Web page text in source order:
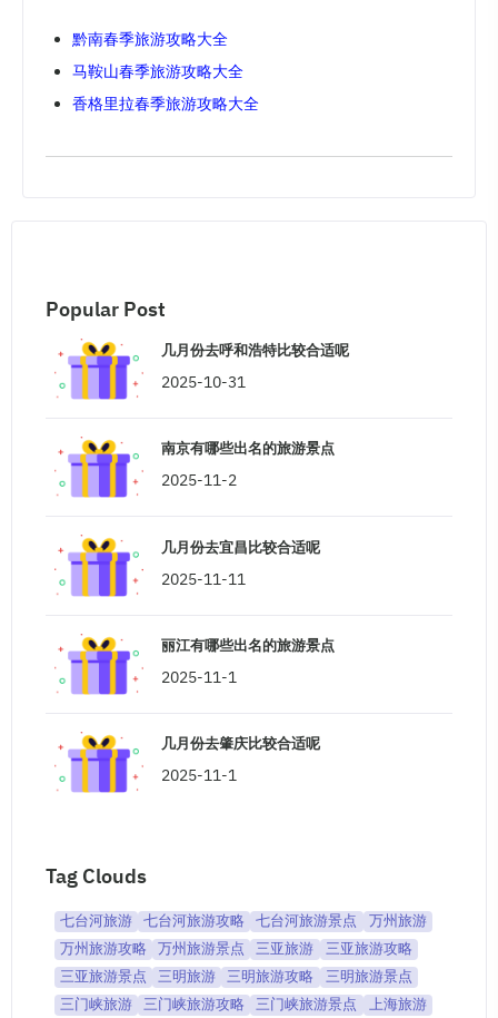
黔南春季旅游攻略大全
马鞍山春季旅游攻略大全
香格里拉春季旅游攻略大全
Popular Post
几月份去呼和浩特比较合适呢
2025-10-31
南京有哪些出名的旅游景点
2025-11-2
几月份去宜昌比较合适呢
2025-11-11
丽江有哪些出名的旅游景点
2025-11-1
几月份去肇庆比较合适呢
2025-11-1
Tag Clouds
七台河旅游 七台河旅游攻略 七台河旅游景点
万州旅游
万州旅游攻略
万州旅游景点 三亚旅游
三亚旅游攻略
三亚旅游景点
三明旅游 三明旅游攻略
三明旅游景点
三门峡旅游
三门峡旅游攻略 三门峡旅游景点
上海旅游